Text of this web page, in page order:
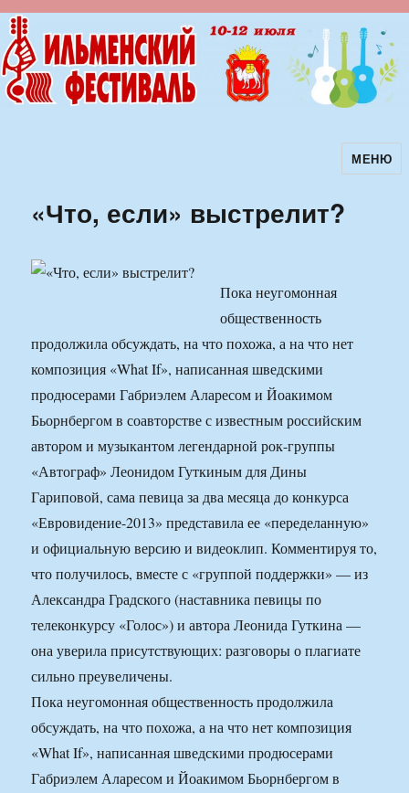
Ильменский фестиваль авторскойМЕНЮ
«Что, если» выстрелит?
Пока неугомонная
общественность
продолжила обсуждать, на что похожа, а на что нет
композиция «What If», написанная шведскими
продюсерами Габриэлем Аларесом и Йоакимом
Бьорнбергом в соавторстве с известным российским
автором и музыкантом легендарной рок-группы
«Автограф» Леонидом Гуткиным для Дины
Гариповой, сама певица за два месяца до конкурса
«Евровидение-2013» представила ее «переделанную»
и официальную версию и видеоклип. Комментируя то,
что получилось, вместе с «группой поддержки» — из
Александра Градского (наставника певицы по
телеконкурсу «Голос») и автора Леонида Гуткина —
она уверила присутствующих: разговоры о плагиате
сильно преувеличены.
Пока неугомонная общественность продолжила
обсуждать, на что похожа, а на что нет композиция
«What If», написанная шведскими продюсерами
Габриэлем Аларесом и Йоакимом Бьорнбергом в